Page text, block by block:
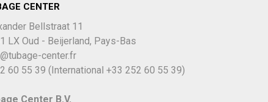
CENTER
Bellstraat 11
LX Oud - Beijerland, Pays-Bas
center.fr
60 55 39 (International +33 252 60 55 39)
Center B.V.